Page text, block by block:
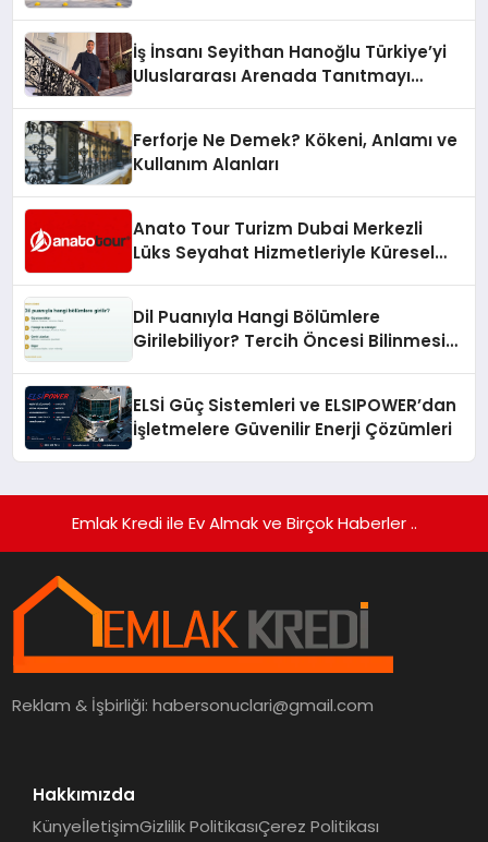
İş İnsanı Seyithan Hanoğlu Türkiye’yi
Uluslararası Arenada Tanıtmayı
Ferforje Ne Demek? Kökeni, Anlamı ve
Kullanım Alanları
Anato Tour Turizm Dubai Merkezli
Lüks Seyahat Hizmetleriyle Küresel
Dil Puanıyla Hangi Bölümlere
Girilebiliyor? Tercih Öncesi Bilinmesi
ELSİ Güç Sistemleri ve ELSIPOWER’dan
İşletmelere Güvenilir Enerji Çözümleri
Emlak Kredi ile Ev Almak ve Birçok Haberler ..
Reklam & İşbirliği:habersonuclari@gmail.com
Hakkımızda
KünyeİletişimGizlilik PolitikasıÇerez Politikası